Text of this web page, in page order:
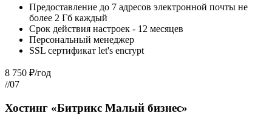
Предоставление до 7 адресов электронной почты не
более 2 Гб каждый
Срок действия настроек - 12 месяцев
Персональный менеджер
SSL сертификат let's encrypt
8 750 ₽/год
//07
Хостинг «Битрикс Малый бизнес»